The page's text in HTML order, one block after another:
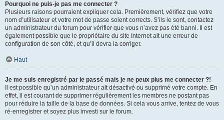
Pourquoi ne puis-je pas me connecter ?
Plusieurs raisons pourraient expliquer cela. Premièrement, vérifiez que votre
nom d’utilisateur et votre mot de passe soient corrects. S’ils le sont, contactez
un administrateur du forum pour vérifier que vous n’avez pas été banni. Il est
également possible que le propriétaire du site Internet ait une erreur de
configuration de son côté, et qu’il devra la corriger.
Haut
Je me suis enregistré par le passé mais je ne peux plus me connecter ?!
Il est possible qu’un administrateur ait désactivé ou supprimé votre compte. En
effet, il est courant de supprimer régulièrement les membres ne postant pas
pour réduire la taille de la base de données. Si cela vous arrive, tentez de vous
ré-enregistrer et soyez plus investi sur le forum.